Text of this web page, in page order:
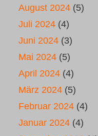
August 2024 (5)
Juli 2024 (4)
Juni 2024 (3)
Mai 2024 (5)
April 2024 (4)
März 2024 (5)
Februar 2024 (4)
Januar 2024 (4)